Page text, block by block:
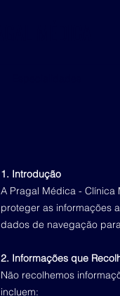
1. Introdução
A Pragal Médica - Clínica
proteger as informações
dados de navegação
2. Informações que
Não recolhemos
incluem: